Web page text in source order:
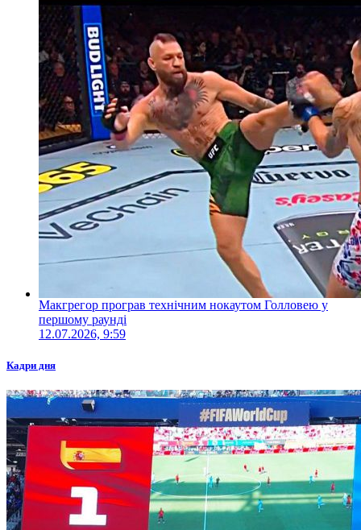
Макгрегор програв технічним нокаутом Голловею у
першому раунді
12.07.2026, 9:59
Кадри дня